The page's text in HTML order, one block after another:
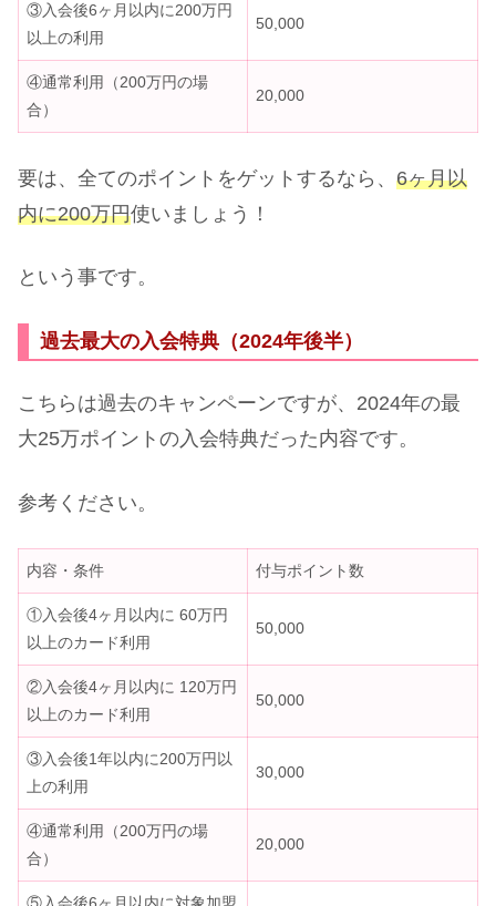
③入会後6ヶ月以内に200万円
以上の利用
50,000
④通常利用（200万円の場
合）
20,000
要は、全てのポイントをゲットするなら、 6ヶ月以
内に200万円使いましょう！
という事です。
過去最大の入会特典（2024年後半）
こちらは過去のキャンペーンですが、2024年の最
大25万ポイントの入会特典だった内容です。
参考ください。
内容・条件 付与ポイント数
①入会後4ヶ月以内に 60万円
以上のカード利用
50,000
②入会後4ヶ月以内に 120万円
以上のカード利用
50,000
③入会後1年以内に200万円以
上の利用
30,000
④通常利用（200万円の場
合）
20,000
⑤入会後6ヶ月以内に対象加盟